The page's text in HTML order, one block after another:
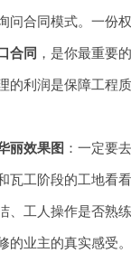
问合同模式。一份
合同 ，是你最重要
的利润是保障工程
丽效果图 ：一定要
瓦工阶段的工地看
、工人操作是否熟
的业主的真实感受。